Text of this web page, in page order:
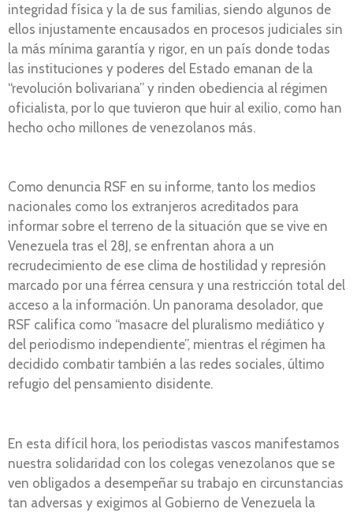
integridad física y la de sus familias, siendo algunos de
ellos injustamente encausados en procesos judiciales sin
la más mínima garantía y rigor, en un país donde todas
las instituciones y poderes del Estado emanan de la
“revolución bolivariana” y rinden obediencia al régimen
oficialista, por lo que tuvieron que huir al exilio, como han
hecho ocho millones de venezolanos más.
Como denuncia RSF en su informe, tanto los medios
nacionales como los extranjeros acreditados para
informar sobre el terreno de la situación que se vive en
Venezuela tras el 28J, se enfrentan ahora a un
recrudecimiento de ese clima de hostilidad y represión
marcado por una férrea censura y una restricción total del
acceso a la información. Un panorama desolador, que
RSF califica como “masacre del pluralismo mediático y
del periodismo independiente”, mientras el régimen ha
decidido combatir también a las redes sociales, último
refugio del pensamiento disidente.
En esta difícil hora, los periodistas vascos manifestamos
nuestra solidaridad con los colegas venezolanos que se
ven obligados a desempeñar su trabajo en circunstancias
tan adversas y exigimos al Gobierno de Venezuela la